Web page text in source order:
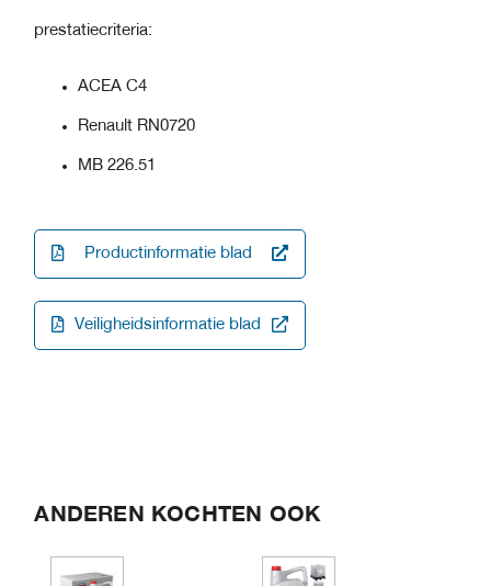
prestatiecriteria:
ACEA C4
Renault RN0720
MB 226.51
Productinformatie blad
Veiligheidsinformatie blad
ANDEREN KOCHTEN OOK